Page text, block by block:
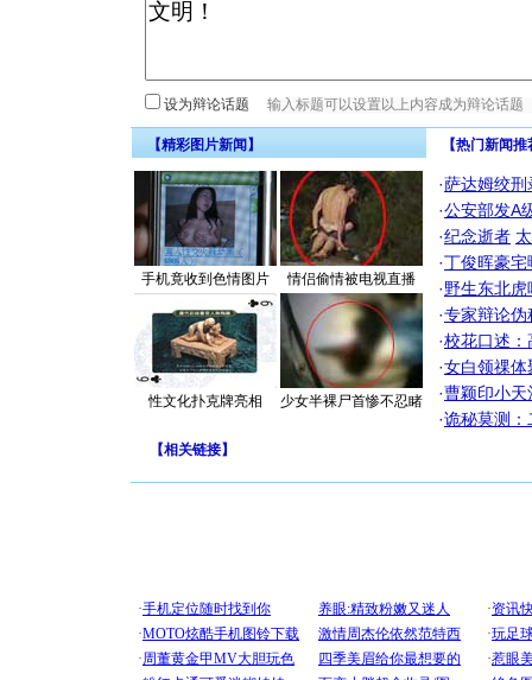
设为辩论话题
【精彩图片新闻】
手机竟收到色情图片 情侣偷情被电视直播
性文化扑克牌亮相 少女半裸尸首惨不忍睹
【热门新闻
·萨达姆绞刑
·公安部发A
·纪念逝者
·丁俊晖豪
·野生东北
·专家辩论伪
·校花口述：
·女白领祼体
·曹颖印小天
·诡秘莫测：
【相关链接】
[圣诞节]
你太多